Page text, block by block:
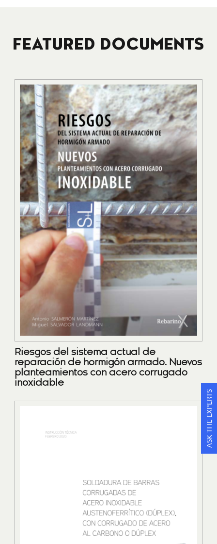
FEATURED DOCUMENTS
Riesgos del sistema actual de
reparación de hormigón armado. Nuevos
planteamientos con acero corrugado
inoxidable
ASK THE EXPERTS